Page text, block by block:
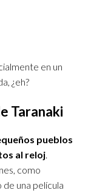
en un
¿eh?
Taranaki
pueblos
al reloj
como
una película